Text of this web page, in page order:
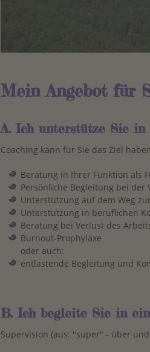
Mein Angebot für
A. Ich unterstütze Sie in
Coaching kann für Sie das Ziel
Beratung in Ihrer Funktion als
Persönliche Begleitung bei
Unterstützung auf dem Weg
Unterstützung in beruflichen
Beratung bei Verlust des
Burnout-Prophylaxe
oder auch:
entlastende Begleitung und
B. Ich begleite Sie in
Supervision (aus: "super" - über